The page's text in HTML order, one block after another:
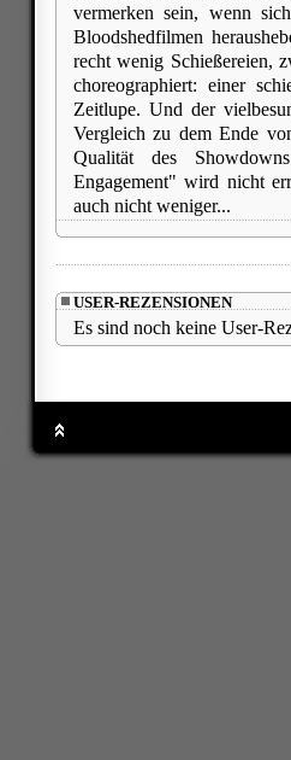
vermerken sein, wenn
Bloodshedfilmen
recht wenig Schießereien,
choreographiert: einer
Zeitlupe. Und der
Vergleich zu dem Ende
Qualität des
Engagement" wird nicht
auch nicht weniger...
USER-REZENSIONEN
Es sind noch keine User-